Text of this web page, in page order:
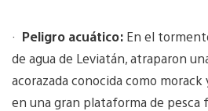
· Peligro acuático: En el
de agua de Leviatán, atraparon
acorazada conocida como
en una gran plataforma de pesca